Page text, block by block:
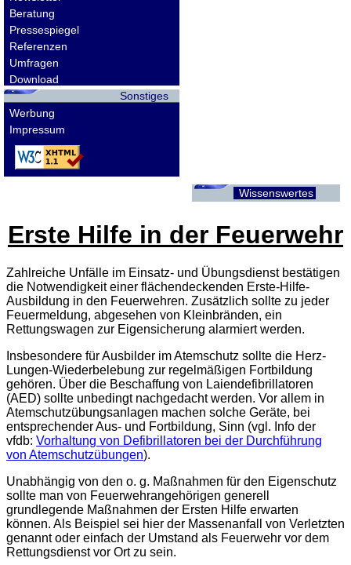
Beratung
Pressespiegel
Referenzen
Umfragen
Download
Sonstiges
Werbung
Impressum
Wissenswertes
Erste Hilfe in der Feuerwehr
Zahlreiche Unfälle im Einsatz- und Übungsdienst bestätigen
die Notwendigkeit einer flächendeckenden Erste-Hilfe-
Ausbildung in den Feuerwehren. Zusätzlich sollte zu jeder
Feuermeldung, abgesehen von Kleinbränden, ein
Rettungswagen zur Eigensicherung alarmiert werden.
Insbesondere für Ausbilder im Atemschutz sollte die Herz-
Lungen-Wiederbelebung zur regelmäßigen Fortbildung
gehören. Über die Beschaffung von Laiendefibrillatoren
(AED) sollte unbedingt nachgedacht werden. Vor allem in
Atemschutzübungsanlagen machen solche Geräte, bei
entsprechender Aus- und Fortbildung, Sinn (vgl. Info der
vfdb: Vorhaltung von Defibrillatoren bei der Durchführung
von Atemschutzübungen).
Unabhängig von den o. g. Maßnahmen für den Eigenschutz
sollte man von Feuerwehrangehörigen generell
grundlegende Maßnahmen der Ersten Hilfe erwarten
können. Als Beispiel sei hier der Massenanfall von Verletzten
genannt oder einfach der Umstand als Feuerwehr vor dem
Rettungsdienst vor Ort zu sein.